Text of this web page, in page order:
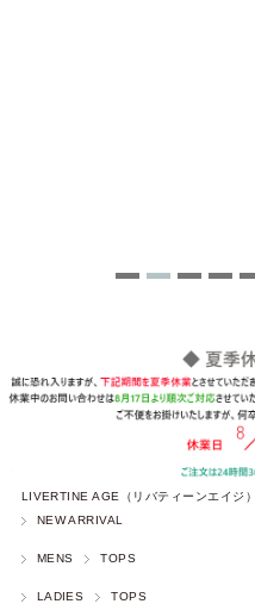
LIVERTINE AGE（リバティーンエイジ）
NEW ARRIVAL
MENS TOPS
LADIES TOPS